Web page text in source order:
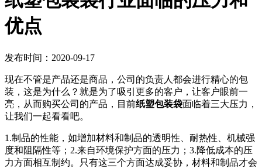
优点
发布时间：2020-09-17
现在不管是产品还是商品，公司的负责人都会进行精心的包
装，这是为什么？就是为了吸引更多的客户，让客户眼前一
亮，从而购买公司的产品，目前纸塑包装袋面临着三大压力，
让我们一起看看吧。
1.制品的性能，如增加材料和制品的透明性、耐热性、机械强
度和阻隔性等；2.来自环境保护方面的压力；3.降低成本的压
力方面相互制约。只有这三个方面达成妥协，材料和制品才会